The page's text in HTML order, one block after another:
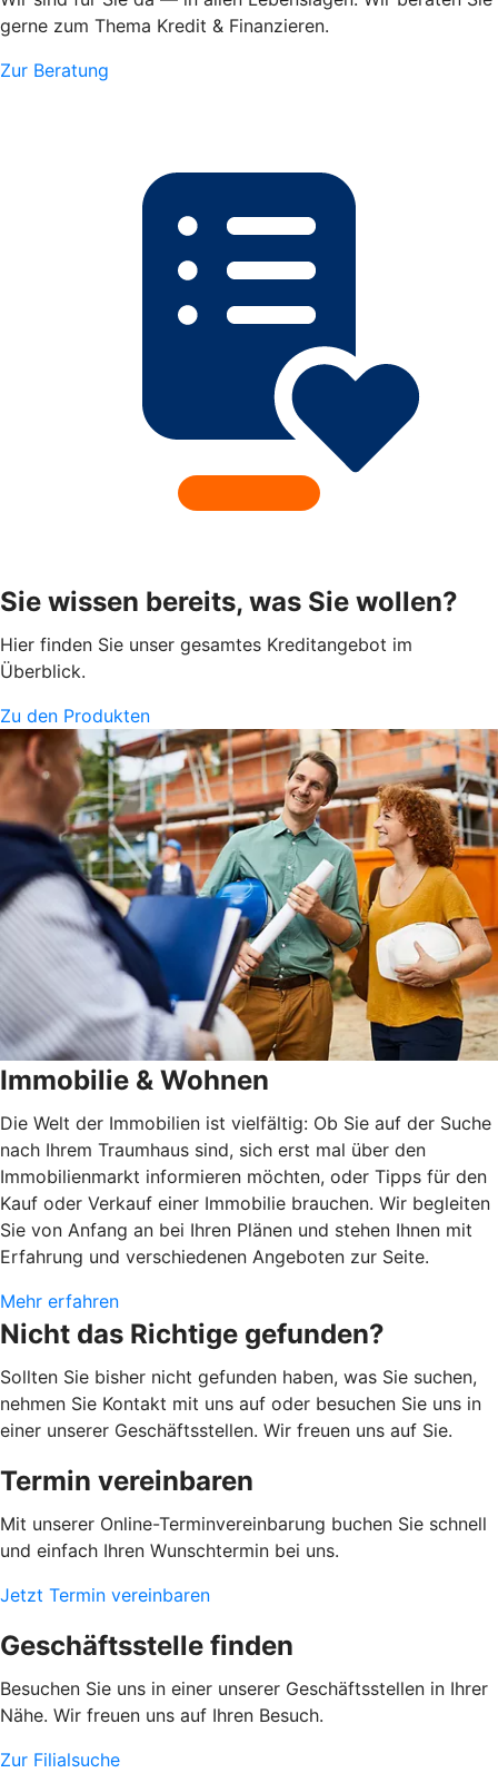
gerne zum Thema Kredit & Finanzieren.
Zur Beratung
Sie wissen bereits, was Sie wollen?
Hier finden Sie unser gesamtes Kreditangebot im
Überblick.
Zu den Produkten
Immobilie & Wohnen
Die Welt der Immobilien ist vielfältig: Ob Sie auf der Suche
nach Ihrem Traumhaus sind, sich erst mal über den
Immobilienmarkt informieren möchten, oder Tipps für den
Kauf oder Verkauf einer Immobilie brauchen. Wir begleiten
Sie von Anfang an bei Ihren Plänen und stehen Ihnen mit
Erfahrung und verschiedenen Angeboten zur Seite.
Mehr erfahren
Nicht das Richtige gefunden?
Sollten Sie bisher nicht gefunden haben, was Sie suchen,
nehmen Sie Kontakt mit uns auf oder besuchen Sie uns in
einer unserer Geschäftsstellen. Wir freuen uns auf Sie.
Termin vereinbaren
Mit unserer Online-Terminvereinbarung buchen Sie schnell
und einfach Ihren Wunschtermin bei uns.
Jetzt Termin vereinbaren
Geschäftsstelle finden
Besuchen Sie uns in einer unserer Geschäftsstellen in Ihrer
Nähe. Wir freuen uns auf Ihren Besuch.
Zur Filialsuche